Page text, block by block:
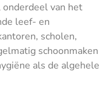
van het
leef- en
scholen,
schoonmaken
als de algehele